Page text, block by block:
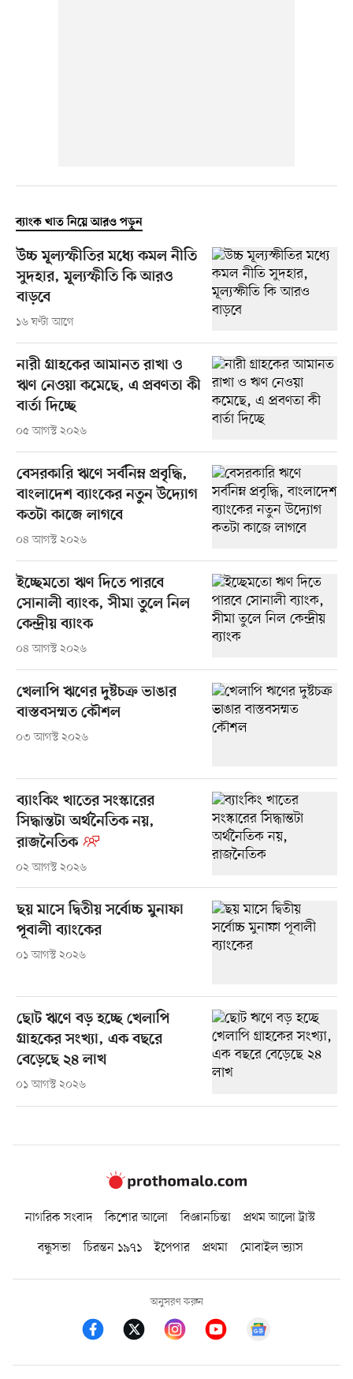
ব্যাংক খাত নিয়ে আরও পড়ুন
উচ্চ মূল্যস্ফীতির মধ্যে কমল নীতি
সুদহার, মূল্যস্ফীতি কি আরও
বাড়বে
১৬ ঘণ্টা আগে
নারী গ্রাহকের আমানত রাখা ও
ঋণ নেওয়া কমেছে, এ প্রবণতা কী
বার্তা দিচ্ছে
০৫ আগস্ট ২০২৬
বেসরকারি ঋণে সর্বনিম্ন প্রবৃদ্ধি,
বাংলাদেশ ব্যাংকের নতুন উদ্যোগ
কতটা কাজে লাগবে
০৪ আগস্ট ২০২৬
ইচ্ছেমতো ঋণ দিতে পারবে
সোনালী ব্যাংক, সীমা তুলে নিল
কেন্দ্রীয় ব্যাংক
০৪ আগস্ট ২০২৬
খেলাপি ঋণের দুষ্টচক্র ভাঙার
বাস্তবসম্মত কৌশল
০৩ আগস্ট ২০২৬
ব্যাংকিং খাতের সংস্কারের
সিদ্ধান্তটা অর্থনৈতিক নয়,
রাজনৈতিক
০২ আগস্ট ২০২৬
ছয় মাসে দ্বিতীয় সর্বোচ্চ মুনাফা
পূবালী ব্যাংকের
০১ আগস্ট ২০২৬
ছোট ঋণে বড় হচ্ছে খেলাপি
গ্রাহকের সংখ্যা, এক বছরে
বেড়েছে ২৪ লাখ
০১ আগস্ট ২০২৬
নাগরিক সংবাদ কিশোর আলো বিজ্ঞানচিন্তা
প্রথম আলো ট্রাস্ট
বন্ধুসভা
চিরন্তন ১৯৭১ ইপেপার প্রথমা মোবাইল ভ্যাস
অনুসরণ করুন